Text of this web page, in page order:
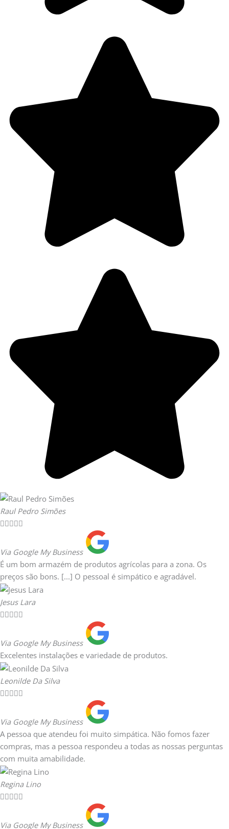
Raul Pedro Simões

Via Google My Business
É um bom armazém de produtos agrícolas para a zona. Os
preços são bons. [...] O pessoal é simpático e agradável.
Jesus Lara

Via Google My Business
Excelentes instalações e variedade de produtos.
Leonilde Da Silva

Via Google My Business
A pessoa que atendeu foi muito simpática. Não fomos fazer
compras, mas a pessoa respondeu a todas as nossas perguntas
com muita amabilidade.
Regina Lino

Via Google My Business